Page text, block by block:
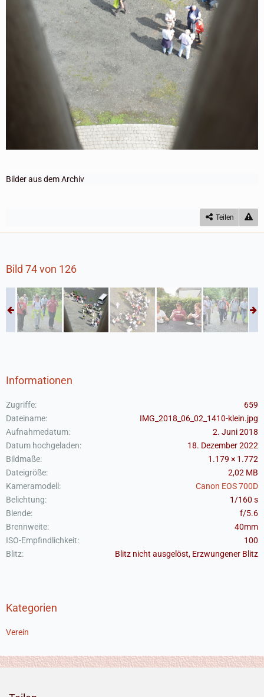
Bilder aus dem Archiv
Teilen
Bild 74 von 126
Informationen
Zugriffe
659
Dateiname
IMG_2018_06_02_1410-klein.jpg
Aufnahmedatum
2. Juni 2018
Datum hochgeladen
18. Dezember 2022
Bildmaße
1.179 × 1.772
Dateigröße
2,02 MB
Kameramodell
Canon EOS 700D
Belichtung
1/160 s
Blende
f/5.6
Brennweite
40mm
ISO-Empfindlichkeit
100
Blitz
Blitz nicht ausgelöst, Erzwungener Blitz
Kategorien
Verein